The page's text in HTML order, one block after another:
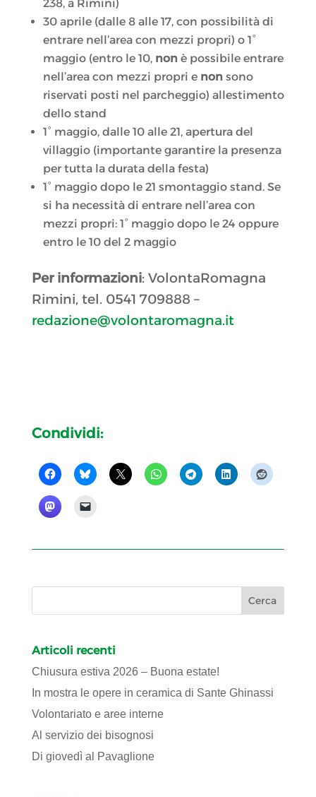
238, a Rimini)
30 aprile (dalle 8 alle 17, con possibilità di
entrare nell’area con mezzi propri) o 1°
maggio (entro le 10, nonè possibile entrare
nell’area con mezzi propri e nonsono
riservati posti nel parcheggio) allestimento
dello stand
1° maggio, dalle 10 alle 21, apertura del
villaggio (importante garantire la presenza
per tutta la durata della festa)
1° maggio dopo le 21 smontaggio stand. Se
si ha necessità di entrare nell’area con
mezzi propri: 1° maggio dopo le 24 oppure
entro le 10 del 2 maggio
Per informazioni: VolontaRomagna
Rimini, tel. 0541 709888 –
redazione@volontaromagna.it
Condividi:
Articoli recenti
Chiusura estiva 2026 – Buona estate!
In mostra le opere in ceramica di Sante Ghinassi
Volontariato e aree interne
Al servizio dei bisognosi
Di giovedì al Pavaglione